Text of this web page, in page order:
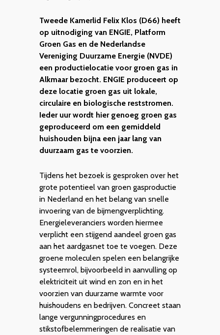
Tweede Kamerlid Felix Klos (D66) heeft
op uitnodiging van ENGIE, Platform
Groen Gas en de Nederlandse
Vereniging Duurzame Energie (NVDE)
een productielocatie voor groen gas in
Alkmaar bezocht. ENGIE produceert op
deze locatie groen gas uit lokale,
circulaire en biologische reststromen.
Ieder uur wordt hier genoeg groen gas
geproduceerd om een gemiddeld
huishouden bijna een jaar lang van
duurzaam gas te voorzien.
Tijdens het bezoek is gesproken over het
grote potentieel van groen gasproductie
in Nederland en het belang van snelle
invoering van de bijmengverplichting.
Energieleveranciers worden hiermee
verplicht een stijgend aandeel groen gas
aan het aardgasnet toe te voegen. Deze
groene moleculen spelen een belangrijke
systeemrol, bijvoorbeeld in aanvulling op
elektriciteit uit wind en zon en in het
voorzien van duurzame warmte voor
huishoudens en bedrijven. Concreet staan
lange vergunningprocedures en
stikstofbelemmeringen de realisatie van